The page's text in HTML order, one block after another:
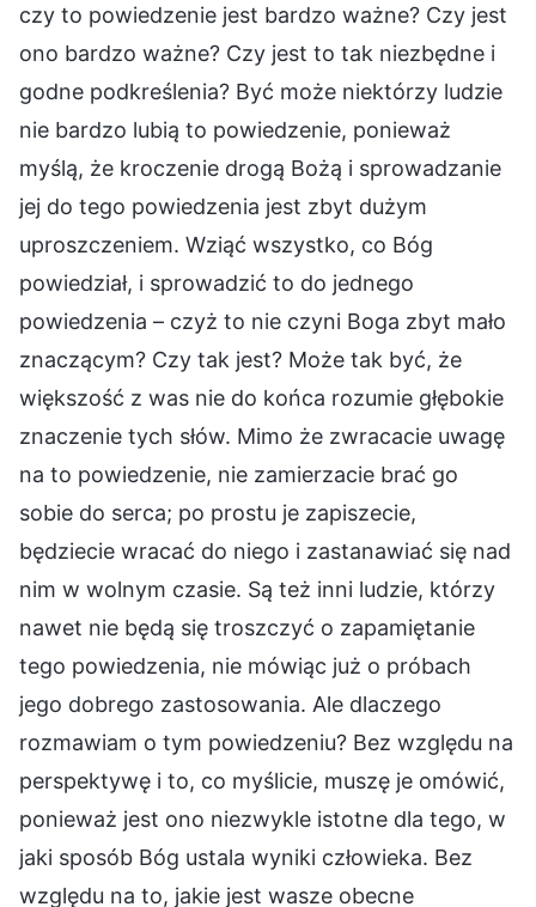
czy to powiedzenie jest bardzo ważne? Czy jest
ono bardzo ważne? Czy jest to tak niezbędne i
godne podkreślenia? Być może niektórzy ludzie
nie bardzo lubią to powiedzenie, ponieważ
myślą, że kroczenie drogą Bożą i sprowadzanie
jej do tego powiedzenia jest zbyt dużym
uproszczeniem. Wziąć wszystko, co Bóg
powiedział, i sprowadzić to do jednego
powiedzenia – czyż to nie czyni Boga zbyt mało
znaczącym? Czy tak jest? Może tak być, że
większość z was nie do końca rozumie głębokie
znaczenie tych słów. Mimo że zwracacie uwagę
na to powiedzenie, nie zamierzacie brać go
sobie do serca; po prostu je zapiszecie,
będziecie wracać do niego i zastanawiać się nad
nim w wolnym czasie. Są też inni ludzie, którzy
nawet nie będą się troszczyć o zapamiętanie
tego powiedzenia, nie mówiąc już o próbach
jego dobrego zastosowania. Ale dlaczego
rozmawiam o tym powiedzeniu? Bez względu na
perspektywę i to, co myślicie, muszę je omówić,
ponieważ jest ono niezwykle istotne dla tego, w
jaki sposób Bóg ustala wyniki człowieka. Bez
względu na to, jakie jest wasze obecne